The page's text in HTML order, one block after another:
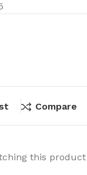
Compare
this product